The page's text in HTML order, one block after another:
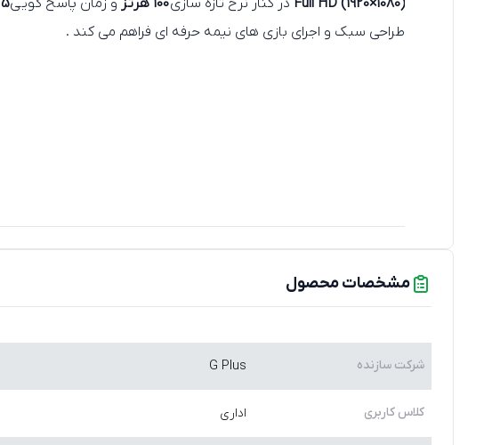
Full HD (1920×1080) در کنار نرخ تازه‌ سازی100 هرتز و زمان پاسخ‌ گویی5 میلی‌ ثانیه
طراحی سبک و اجرای بازی‌ های نیمه‌ حرفه‌ ای فراهم می‌ کند .
مشخصات محصول
شرکت سازنده G Plus
کلاس کاربری اداری